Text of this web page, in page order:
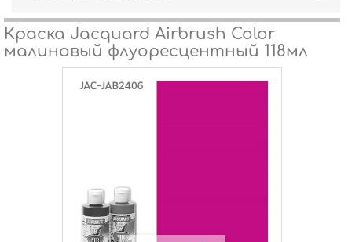
Краска Jacquard Airbrush Color
малиновый флуоресцентный 118мл